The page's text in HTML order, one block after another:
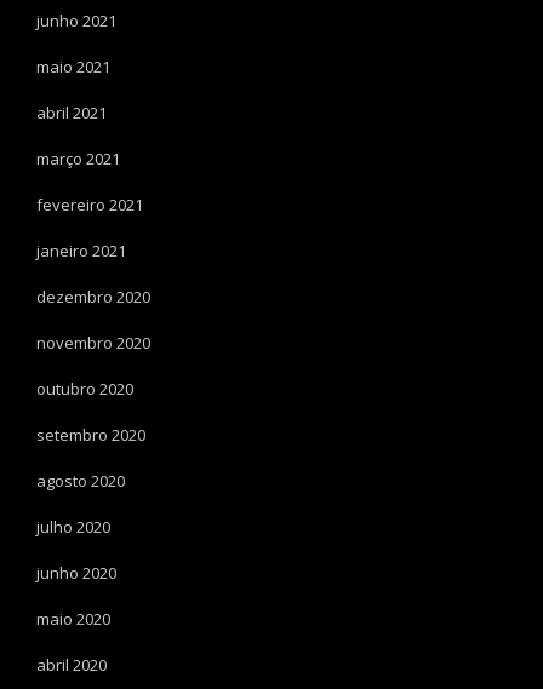
junho 2021
maio 2021
abril 2021
março 2021
fevereiro 2021
janeiro 2021
dezembro 2020
novembro 2020
outubro 2020
setembro 2020
agosto 2020
julho 2020
junho 2020
maio 2020
abril 2020